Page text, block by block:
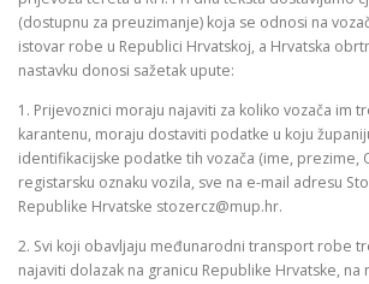
(dostupnu za preuzimanje) koja se odnosi na
istovar robe u Republici Hrvatskoj, a Hrvatska
nastavku donosi sažetak upute:
1. Prijevoznici moraju najaviti za koliko vozača im
karantenu, moraju dostaviti podatke u koju
identifikacijske podatke tih vozača (ime, prezime,
registarsku oznaku vozila, sve na e-mail adresu
Republike Hrvatske stozercz@mup.hr.
2. Svi koji obavljaju međunarodni transport robe
najaviti dolazak na granicu Republike Hrvatske, na